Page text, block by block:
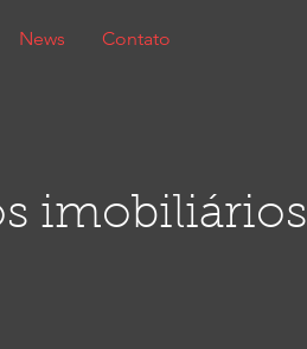
News Contato
imobiliários